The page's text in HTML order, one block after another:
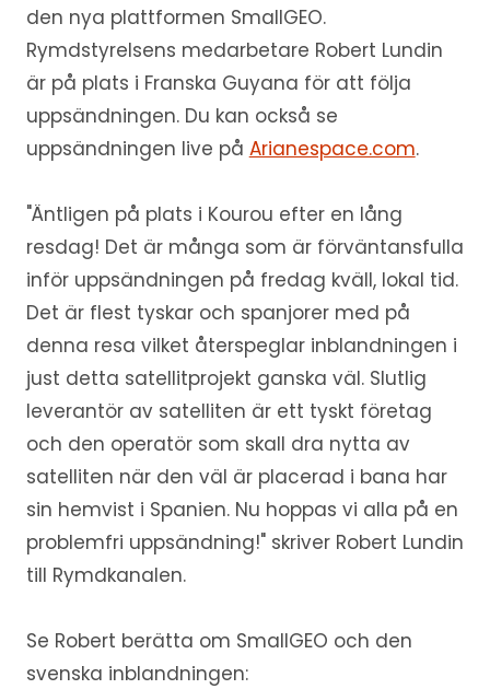
den nya plattformen SmallGEO.
Rymdstyrelsens medarbetare Robert Lundin
är på plats i Franska Guyana för att följa
uppsändningen. Du kan också se
uppsändningen live på Arianespace.com.
"Äntligen på plats i Kourou efter en lång
resdag! Det är många som är förväntansfulla
inför uppsändningen på fredag kväll, lokal tid.
Det är flest tyskar och spanjorer med på
denna resa vilket återspeglar inblandningen i
just detta satellitprojekt ganska väl. Slutlig
leverantör av satelliten är ett tyskt företag
och den operatör som skall dra nytta av
satelliten när den väl är placerad i bana har
sin hemvist i Spanien. Nu hoppas vi alla på en
problemfri uppsändning!" skriver Robert Lundin
till Rymdkanalen.
Se Robert berätta om SmallGEO och den
svenska inblandningen: